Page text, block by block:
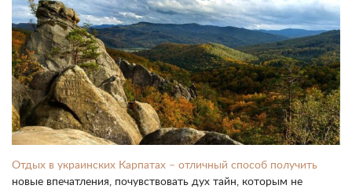
Отдых в украинских Карпатах – отличный способ получить
новые впечатления, почувствовать дух тайн, которым не